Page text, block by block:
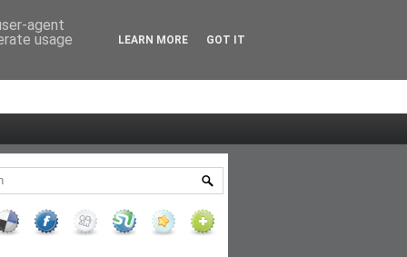
HOME
agent
usage
LEARN MORE GOT IT